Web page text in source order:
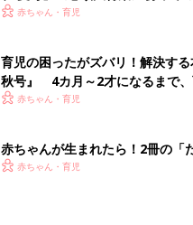
く！ おっぱい・ミルクの基本と
赤ちゃん・育児
育児の困ったがズバリ！解決す
秋号』 4カ月～2才になるまで、
いっぱい！
赤ちゃん・育児
赤ちゃんが生まれたら！2冊の「
赤ちゃん・育児